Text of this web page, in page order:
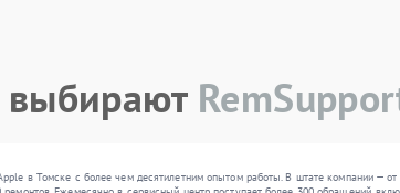
в Томске с более чем десятилетним опытом работы. В штате компании —